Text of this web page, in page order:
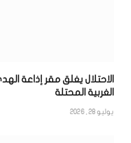
الاحتلال يغلق مقر إذاعة
الغربية المحتلة
يوليو 28, 2026